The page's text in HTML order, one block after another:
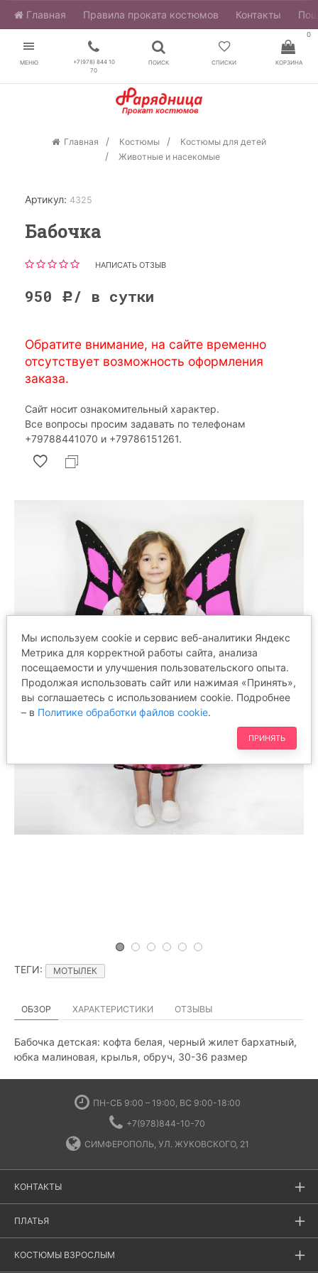
Главная ​Правила проката костюмов Контакты
МЕНЮ
+7(978) 844 10
70
ПОИСК СПИСКИ
0
КОРЗИНА
Главная Костюмы
Костюмы для детей
Животные и насекомые
Артикул: 4325
Бабочка
НАПИСАТЬ ОТЗЫВ
950 Р / в сутки
Обратите внимание, на сайте временно
отсутствует возможность оформления
заказа.
Сайт носит ознакомительный характер.
Все вопросы просим задавать по телефонам
‎+79788441070 и ‎+79786151261.
ТЕГИ: МОТЫЛЕК
ОБЗОР ХАРАКТЕРИСТИКИ ОТЗЫВЫ
Бабочка детская: кофта белая, черный жилет бархатный,
юбка малиновая, крылья, обруч, 30-36 размер
ПН-СБ 9:00 – 19:00, ВС 9:00-18:00
+7(978)844-10-70
СИМФЕРОПОЛЬ, УЛ. ЖУКОВСКОГО, 21
КОНТАКТЫ
ПЛАТЬЯ
КОСТЮМЫ ВЗРОСЛЫМ
Мы используем cookie и сервис веб-аналитики Яндекс
Метрика для корректной работы сайта, анализа
посещаемости и улучшения пользовательского опыта.
Продолжая использовать сайт или нажимая «Принять»,
вы соглашаетесь с использованием cookie. Подробнее
– в Политике обработки файлов cookie.
ПРИНЯТЬ